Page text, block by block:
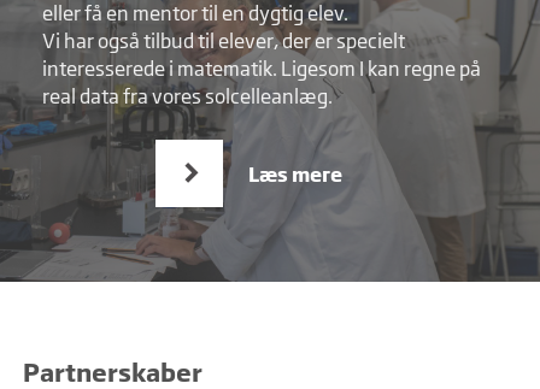
eller få en mentor til en dygtig elev.
Vi har også tilbud til elever, der er specielt
interesserede i matematik. Ligesom I kan regne på
real data fra vores solcelleanlæg.
Læs mere
Partnerskaber